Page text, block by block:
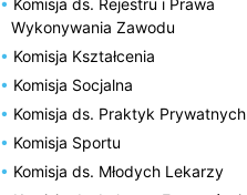
Wykonywania Zawodu
Komisja Kształcenia
Komisja Socjalna
Komisja ds. Praktyk Prywatnych
Komisja Sportu
Komisja ds. Młodych Lekarzy